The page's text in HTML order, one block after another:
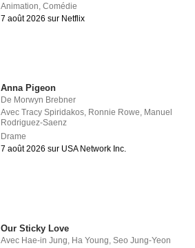
Animation,Comédie
7 août 2026 sur Netflix
Anna Pigeon
De Morwyn Brebner
AvecTracy Spiridakos, Ronnie Rowe, Manuel
Rodriguez-Saenz
Drame
7 août 2026 sur USA Network Inc.
Our Sticky Love
Avec Hae-in Jung Ha Young ,Seo Jung-Yeon